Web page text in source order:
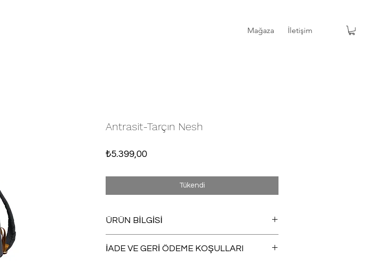
İletişim
Mağaza İletişim
Antrasit-Tarçın Nesh
₺5.399,00Fiyat
Tükendi
ÜRÜN BİLGİSİ
İADE VE GERİ ÖDEME KOŞULLARI